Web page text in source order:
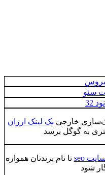
سئو
32
خارجی بک لینک ارزان
به گوگل برسد
سایت seo
تا نام برندتان همواره
شود